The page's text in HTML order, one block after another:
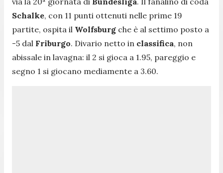
Schalke, con 11 punti ottenuti nelle prime 19
partite, ospita il Wolfsburg che è al settimo posto a
-5 dal Friburgo. Divario netto in classifica, non
abissale in lavagna: il 2 si gioca a 1.95, pareggio e
segno 1 si giocano mediamente a 3.60.